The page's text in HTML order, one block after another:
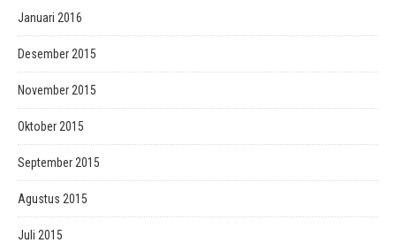
Januari 2016
Desember 2015
November 2015
Oktober 2015
September 2015
Agustus 2015
Juli 2015